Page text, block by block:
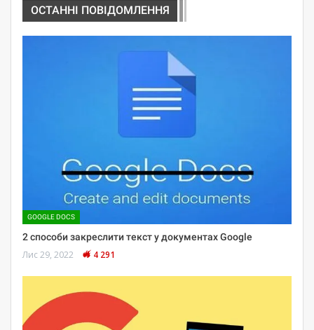
ОСТАННІ ПОВІДОМЛЕННЯ
GOOGLE DOCS
2 способи закреслити текст у документах Google
Лис 29, 2022 4 291